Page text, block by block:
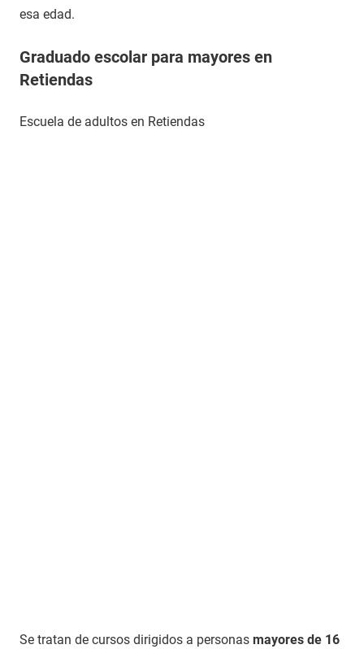
esa edad.
Graduado escolar para mayores en
Retiendas
Escuela de adultos en Retiendas
Se tratan de cursos dirigidos a personas mayores de 16